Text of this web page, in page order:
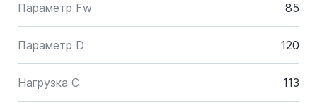
Параметр Fw 85
Параметр D 120
Нагрузка C 113